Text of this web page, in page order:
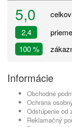
5,0
2,4
100 %
Informácie
Obchodné
Ochrana
Odstúpenie od
Reklamačný